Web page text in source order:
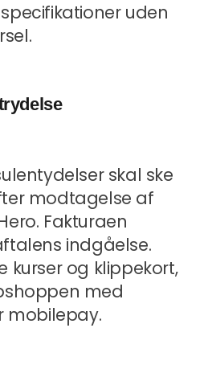
uden
skal ske
modtagelse af
Fakturaen
indgåelse.
kurser og klippekort,
med
mobilepay.